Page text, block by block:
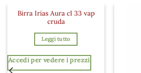
Aggiungi ai preferiti
Birra Irias Aura cl 33 vap
cruda
Leggi tutto
Accedi per vedere i prezzi
ai preferiti